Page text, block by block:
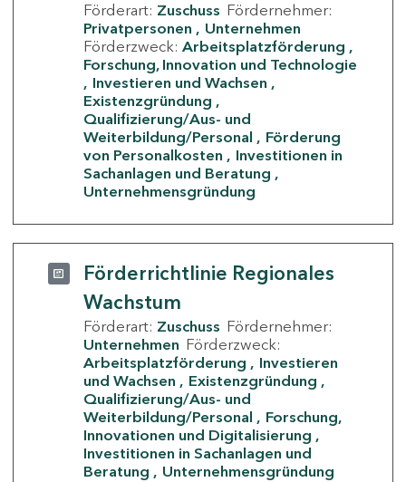
Förderart: Zuschuss Fördernehmer:
Privatpersonen
Unternehmen
Förderzweck: Arbeitsplatzförderung
Forschung, Innovation und Technologie
Investieren und Wachsen
Existenzgründung
Qualifizierung/Aus- und
Weiterbildung/Personal
Förderung
von Personalkosten
Investitionen in
Sachanlagen und Beratung
Unternehmensgründung
Förderrichtlinie Regionales
Wachstum
Förderart: Zuschuss Fördernehmer:
Unternehmen Förderzweck:
Arbeitsplatzförderung
Investieren
und Wachsen
Existenzgründung
Qualifizierung/Aus- und
Weiterbildung/Personal
Forschung,
Innovationen und Digitalisierung
Investitionen in Sachanlagen und
Beratung
Unternehmensgründung